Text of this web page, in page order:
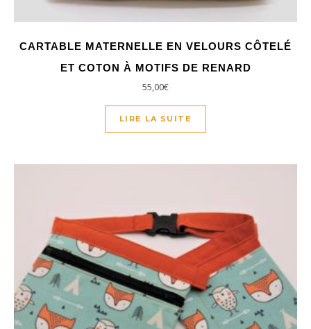
CARTABLE MATERNELLE EN VELOURS CÔTELÉ
ET COTON À MOTIFS DE RENARD
55,00€
LIRE LA SUITE